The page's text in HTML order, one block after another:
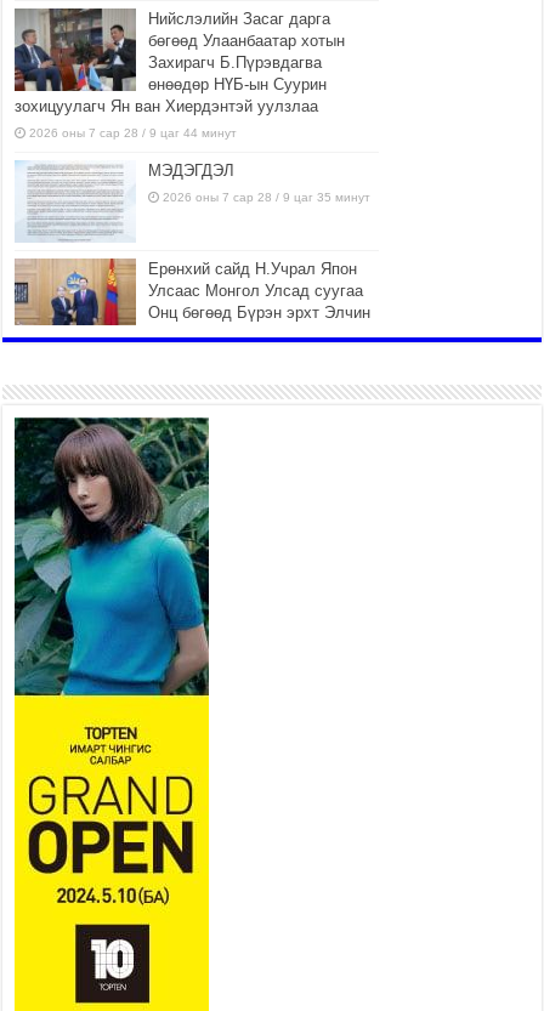
Нийслэлийн Засаг дарга
бөгөөд Улаанбаатар хотын
Захирагч Б.Пүрэвдагва
өнөөдөр НҮБ-ын Суурин
зохицуулагч Ян ван Хиердэнтэй уулзлаа
2026 оны 7 сар 28 / 9 цаг 44 минут
МЭДЭГДЭЛ
2026 оны 7 сар 28 / 9 цаг 35 минут
Ерөнхий сайд Н.Учрал Япон
Улсаас Монгол Улсад суугаа
Онц бөгөөд Бүрэн эрхт Элчин
сайд Игавахара Масарүг
2026 оны 7 сар 27 / 16 цаг 26 минут
Орон нутагт санхүүгийн эрх
мэдлийг олгож, Иргэдийн
төлөөлөгчдийн хурал хяналт
тавьдаг байх эрх зүйн орчныг
бүрдүүлнэ
2026 оны 7 сар 27 / 16 цаг 22 минут
Байгаль орчин, хүнс, хөдөө аж
ахуйн байнгын хороо 37
асуудлыг хэлэлцэн, 14 хууль,
6 тогтоол батлуулжээ
2026 оны 7 сар 27 / 16 цаг 16 минут
Сөүлийн гудамж амралтын
боллоо
2026 оны 7 сар 27 / 11 цаг 58 минут
Дамбадаржаа дулааны станцад 10 дугаар сард
тохируулга хийж, энэ онд ашиглалтад оруулна
2026 оны 7 сар 27 / 11 цаг 43 минут
Нийслэлийн 5000 өрхийг хийн түлшний
2026 оны 7 сар 27 / 11 цаг 37 минут
Геологийн төв лабораторийн уулзварын авто
замын урд хэсгийн хөдөлгөөнийг түр хугацаанд